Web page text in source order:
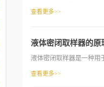
查看更多>>
液体密闭取样器的原
液体密闭取样器是一种用
查看更多>>